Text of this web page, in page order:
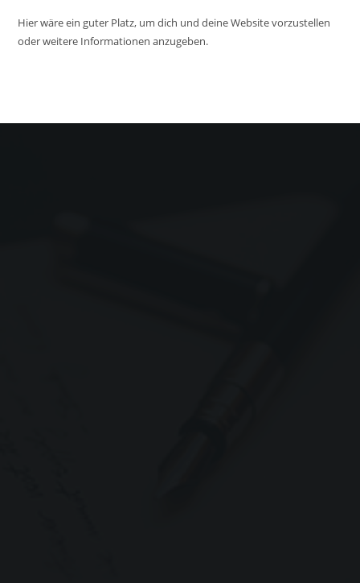
Hier wäre ein guter Platz, um dich und deine Website vorzustellen
oder weitere Informationen anzugeben.